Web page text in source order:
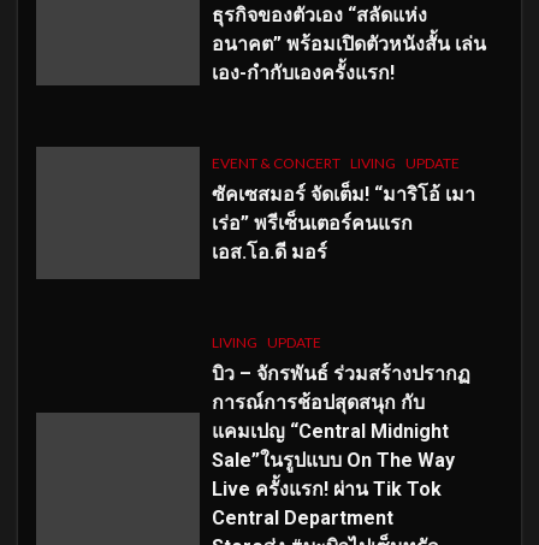
ธุรกิจของตัวเอง “สลัดแห่ง
อนาคต” พร้อมเปิดตัวหนังสั้น เล่น
เอง-กำกับเองครั้งแรก!
EVENT & CONCERT LIVING UPDATE
ซัคเซสมอร์ จัดเต็ม! “มาริโอ้ เมา
เร่อ” พรีเซ็นเตอร์คนแรก
เอส.โอ.ดี มอร์
LIVING UPDATE
บิว – จักรพันธ์ ร่วมสร้างปรากฏ
การณ์การช้อปสุดสนุก กับ
แคมเปญ “Central Midnight
Sale”ในรูปแบบ On The Way
Live ครั้งแรก! ผ่าน Tik Tok
Central Department